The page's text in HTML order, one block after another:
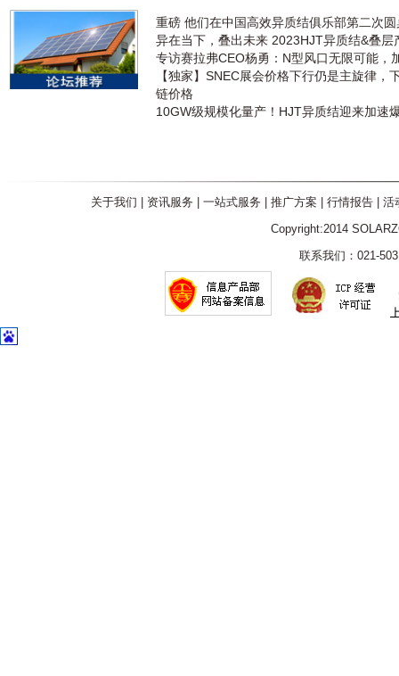
重磅 他们在中国高效异质结俱乐部第二次
异在当下，叠出未来 2023HJT异质结&叠层
专访赛拉弗CEO杨勇：N型风口无限可能，
【独家】SNEC展会价格下行仍是主旋律，
链价格
10GW级规模化量产！HJT异质结迎来加速
关于我们 资讯服务 一站式服务 推广方案 行情报告| 活
Copyright:2014
联系我们：021-